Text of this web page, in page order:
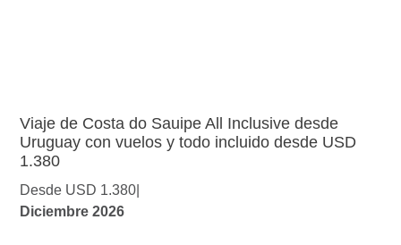
Viaje de Costa do Sauipe All Inclusive desde
Uruguay con vuelos y todo incluido desde USD
1.380
Desde USD 1.380
Diciembre 2026